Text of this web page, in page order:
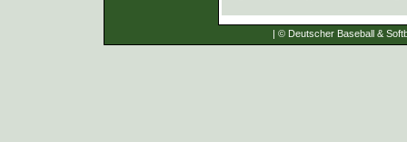
| © Deutscher Baseball &